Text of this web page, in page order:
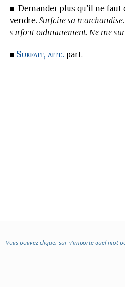
■ Demander plus qu’il ne faut
vendre. Surfaire sa
surfont ordinairement. Ne me
■ Surfait, aite. part.
Vous pouvez cliquer sur n’importe quel mot